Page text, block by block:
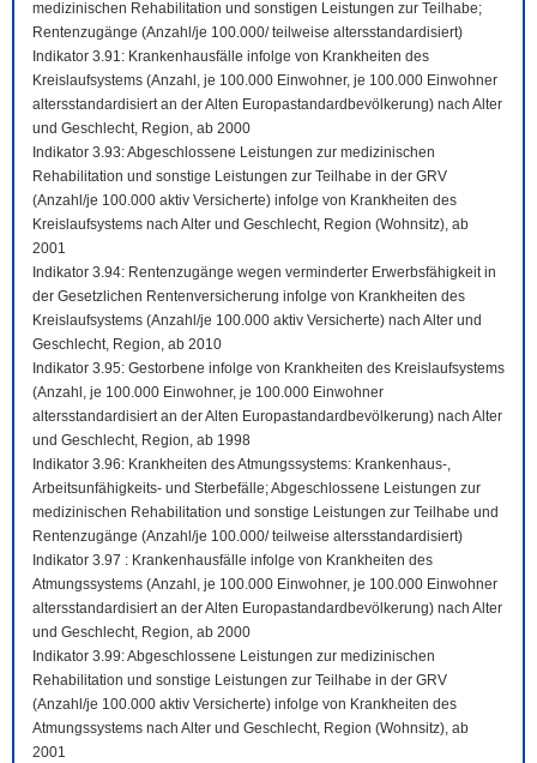
medizinischen Rehabilitation und sonstigen Leistungen zur Teilhabe;
Rentenzugänge (Anzahl/je 100.000/ teilweise altersstandardisiert)
Indikator 3.91: Krankenhausfälle infolge von Krankheiten des
Kreislaufsystems (Anzahl, je 100.000 Einwohner, je 100.000 Einwohner
altersstandardisiert an der Alten Europastandardbevölkerung) nach Alter
und Geschlecht, Region, ab 2000
Indikator 3.93: Abgeschlossene Leistungen zur medizinischen
Rehabilitation und sonstige Leistungen zur Teilhabe in der GRV
(Anzahl/je 100.000 aktiv Versicherte) infolge von Krankheiten des
Kreislaufsystems nach Alter und Geschlecht, Region (Wohnsitz), ab
2001
Indikator 3.94: Rentenzugänge wegen verminderter Erwerbsfähigkeit in
der Gesetzlichen Rentenversicherung infolge von Krankheiten des
Kreislaufsystems (Anzahl/je 100.000 aktiv Versicherte) nach Alter und
Geschlecht, Region, ab 2010
Indikator 3.95: Gestorbene infolge von Krankheiten des Kreislaufsystems
(Anzahl, je 100.000 Einwohner, je 100.000 Einwohner
altersstandardisiert an der Alten Europastandardbevölkerung) nach Alter
und Geschlecht, Region, ab 1998
Indikator 3.96: Krankheiten des Atmungssystems: Krankenhaus-,
Arbeitsunfähigkeits- und Sterbefälle; Abgeschlossene Leistungen zur
medizinischen Rehabilitation und sonstige Leistungen zur Teilhabe und
Rentenzugänge (Anzahl/je 100.000/ teilweise altersstandardisiert)
Indikator 3.97 : Krankenhausfälle infolge von Krankheiten des
Atmungssystems (Anzahl, je 100.000 Einwohner, je 100.000 Einwohner
altersstandardisiert an der Alten Europastandardbevölkerung) nach Alter
und Geschlecht, Region, ab 2000
Indikator 3.99: Abgeschlossene Leistungen zur medizinischen
Rehabilitation und sonstige Leistungen zur Teilhabe in der GRV
(Anzahl/je 100.000 aktiv Versicherte) infolge von Krankheiten des
Atmungssystems nach Alter und Geschlecht, Region (Wohnsitz), ab
2001